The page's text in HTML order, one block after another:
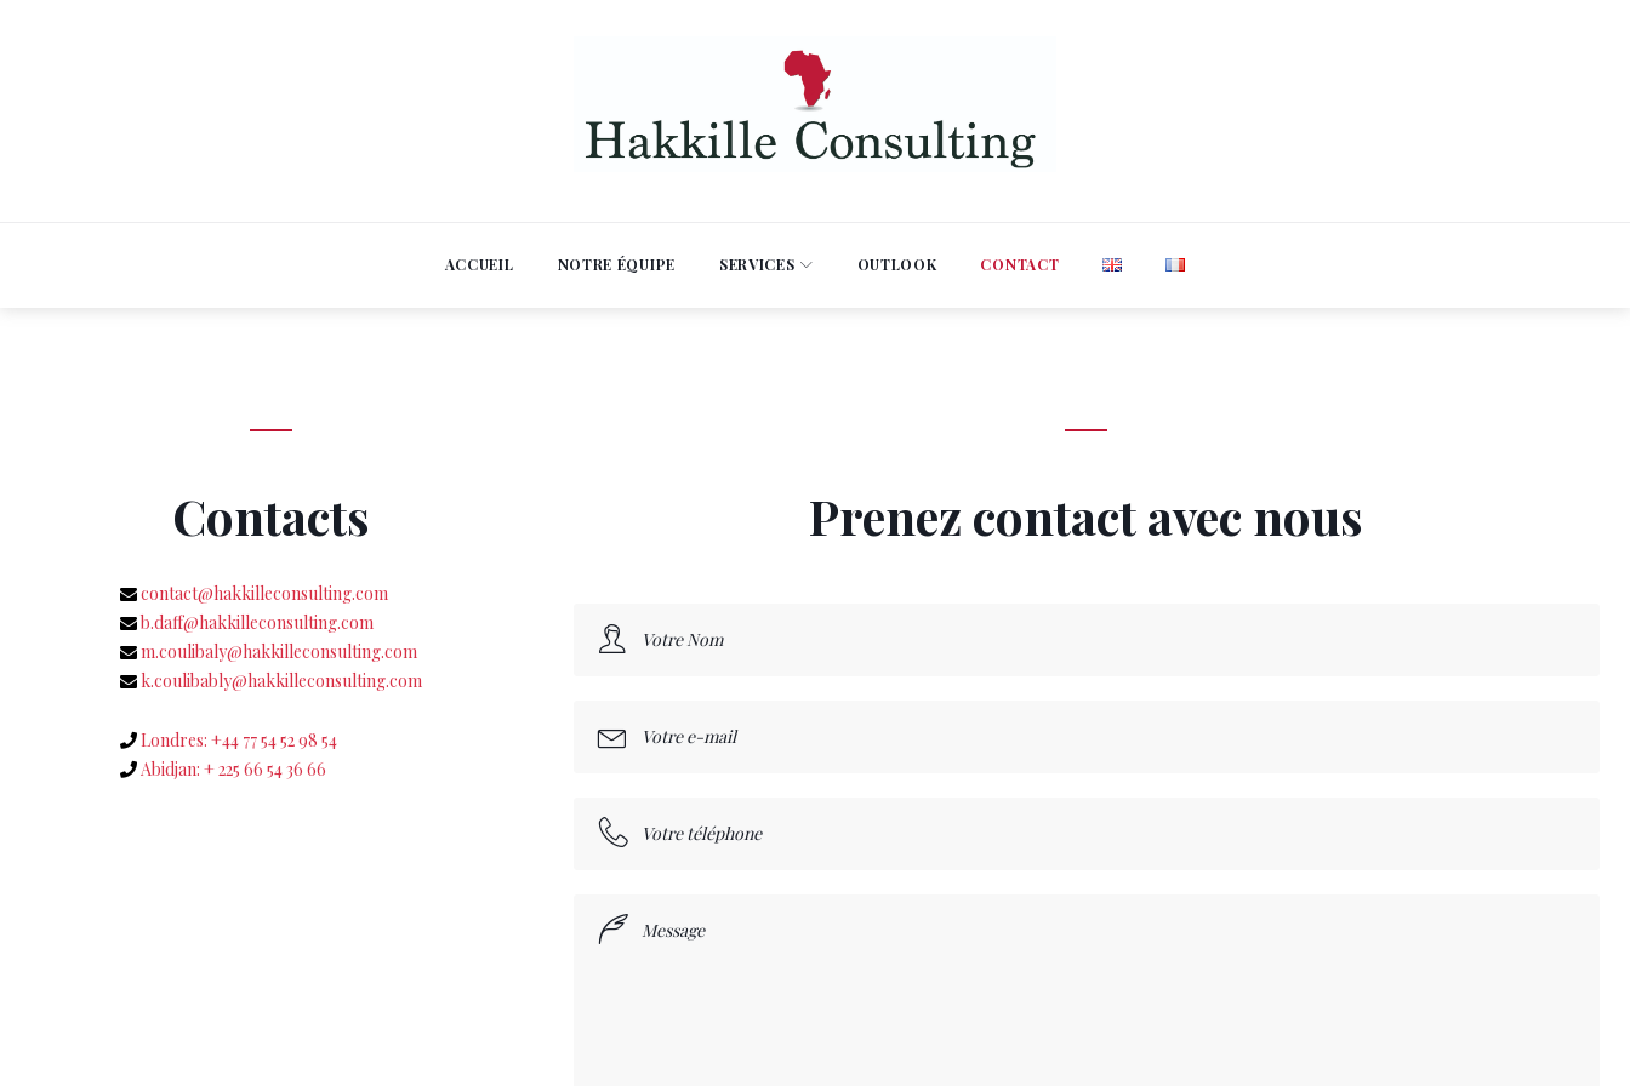
ACCUEIL NOTRE ÉQUIPE SERVICES OUTLOOK CONTACT
Contacts
Contacts
contact@hakkilleconsulting.com
b.daff@hakkilleconsulting.com
m.coulibaly@hakkilleconsulting.com
k.coulibably@hakkilleconsulting.com
Londres: +44 77 54 52 98 54
Abidjan: + 225 66 54 36 66
Prenez contact avec nous